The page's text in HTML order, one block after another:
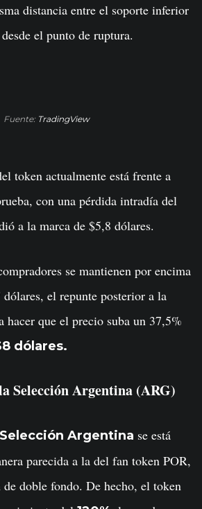
distancia entre el soporte inferior
el punto de ruptura.
Fuente: TradingView
token actualmente está frente a
con una pérdida intradía del
a la marca de $5,8 dólares.
se mantienen por encima
el repunte posterior a la
hacer que el precio suba un 37,5%
dólares.
Selección Argentina (ARG)
Selección Argentina se está
parecida a la del fan token POR,
doble fondo. De hecho, el token